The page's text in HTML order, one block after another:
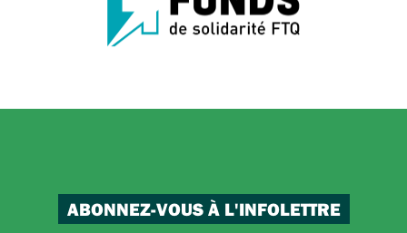
ABONNEZ-VOUS À L'INFOLETTRE